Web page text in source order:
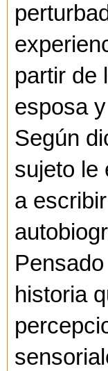
partir de
esposa
Según
sujeto le
a
historia